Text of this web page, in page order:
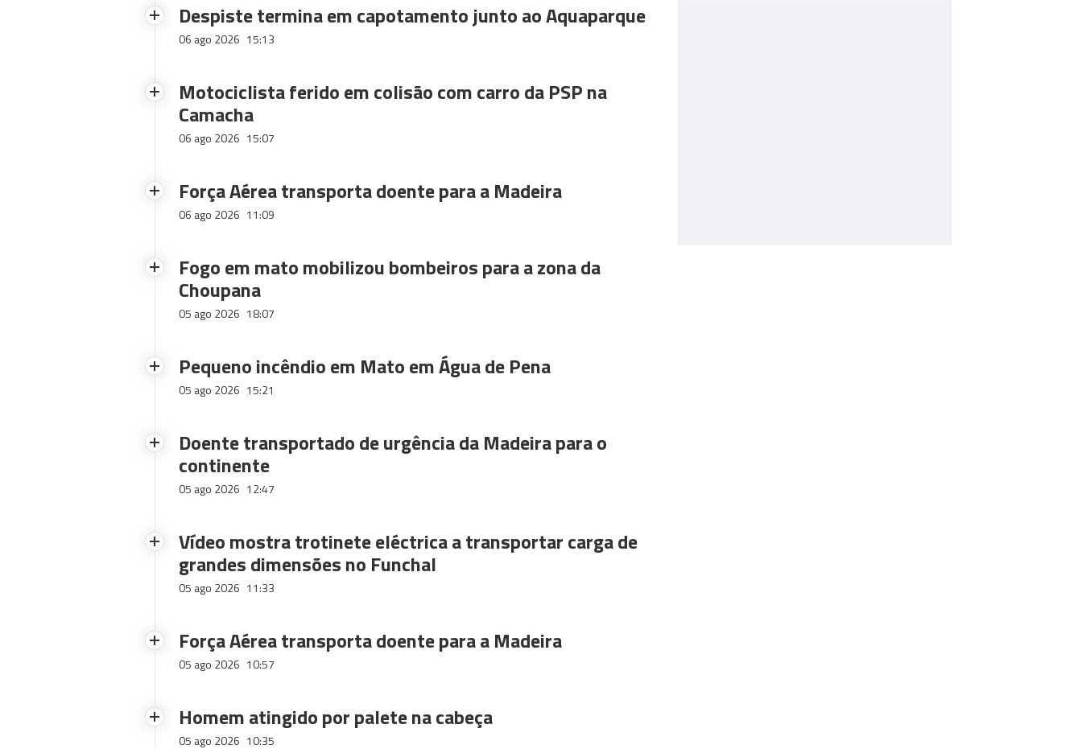
Despiste termina em capotamento junto ao Aquaparque
06 ago 2026 15:13
Motociclista ferido em colisão com carro da PSP na
Camacha
06 ago 2026 15:07
Força Aérea transporta doente para a Madeira
06 ago 2026 11:09
Fogo em mato mobilizou bombeiros para a zona da
Choupana
05 ago 2026 18:07
Pequeno incêndio em Mato em Água de Pena
05 ago 2026 15:21
Doente transportado de urgência da Madeira para o
continente
05 ago 2026 12:47
Vídeo mostra trotinete eléctrica a transportar carga de
grandes dimensões no Funchal
05 ago 2026 11:33
Força Aérea transporta doente para a Madeira
05 ago 2026 10:57
Homem atingido por palete na cabeça
05 ago 2026 10:35